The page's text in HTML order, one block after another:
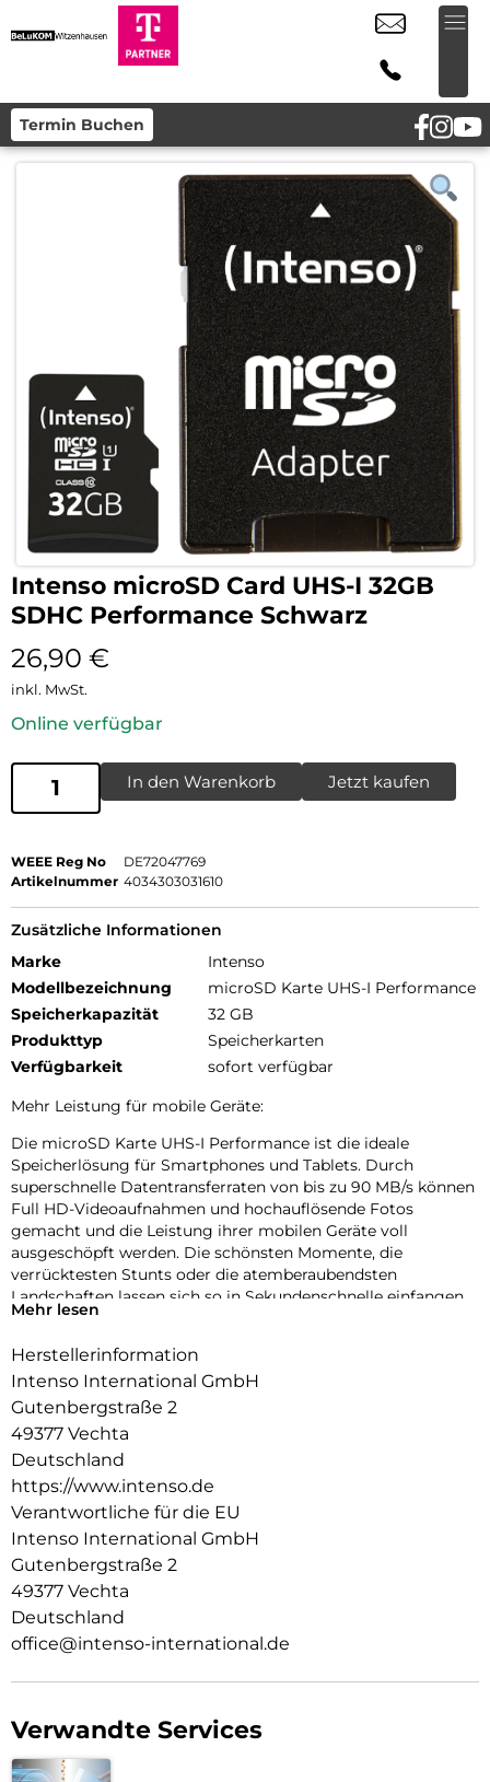
Termin Buchen
Intenso microSD Card UHS-I 32GB
SDHC Performance Schwarz
26,90 €
inkl. MwSt.
Online verfügbar
In den Warenkorb Jetzt kaufen
WEEE Reg No
DE72047769
Artikelnummer 4034303031610
Zusätzliche Informationen
Marke
Intenso
Modellbezeichnung
microSD Karte UHS-I Performance
Speicherkapazität
32 GB
Produkttyp
Speicherkarten
Verfügbarkeit
sofort verfügbar
Mehr Leistung für mobile Geräte:
Die microSD Karte UHS-I Performance ist die ideale
Speicherlösung für Smartphones und Tablets. Durch
superschnelle Datentransferraten von bis zu 90 MB/s können
Full HD-Videoaufnahmen und hochauflösende Fotos
gemacht und die Leistung ihrer mobilen Geräte voll
ausgeschöpft werden. Die schönsten Momente, die
verrücktesten Stunts oder die atemberaubendsten
Landschaften lassen sich so in Sekundenschnelle einfangen.
Mehr lesen
Herstellerinformation
Intenso International GmbH
Gutenbergstraße 2
49377 Vechta
Deutschland
https://www.intenso.de
Verantwortliche für die EU
Intenso International GmbH
Gutenbergstraße 2
49377 Vechta
Deutschland
office@intenso-international.de
Verwandte Services